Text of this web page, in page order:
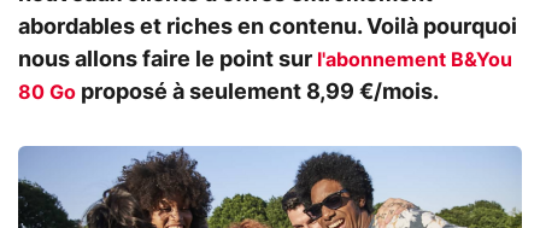
abordables et riches en contenu. Voilà pourquoi
nous allons faire le point sur l'abonnement B&You
80 Go proposé à seulement 8,99 €/mois.